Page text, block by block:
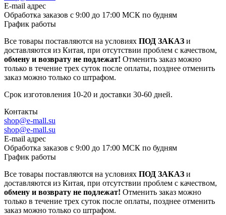
E-mail адрес
Обработка заказов с 9:00 до 17:00 МСК по будням
График работы
Все товары поставляются на условиях ПОД ЗАКАЗ и
доставляются из Китая, при отсутствии проблем с качеством,
обмену и возврату не подлежат! Отменить заказ можно
только в течение трех суток после оплаты, позднее отменить
заказ можно только со штрафом.
Срок изготовления 10-20 и доставки 30-60 дней.
Контакты
shop@e-mall.su
shop@e-mall.su
E-mail адрес
Обработка заказов с 9:00 до 17:00 МСК по будням
График работы
Все товары поставляются на условиях ПОД ЗАКАЗ и
доставляются из Китая, при отсутствии проблем с качеством,
обмену и возврату не подлежат! Отменить заказ можно
только в течение трех суток после оплаты, позднее отменить
заказ можно только со штрафом.